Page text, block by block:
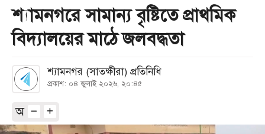
প্রচ্ছদ
সর্বশেষ
সব বিভাগ
আর্কাইভ
কনভার্টার
শ্যামনগরে সামান্য বৃষ্টিতে প্রাথমিক
বিদ্যালয়ের মাঠে জলবদ্ধতা
শ্যামনগর (সাতক্ষীরা) প্রতিনিধি
প্রকাশ: ০৪ জুলাই ২০২৬, ২০:৪৫
অ